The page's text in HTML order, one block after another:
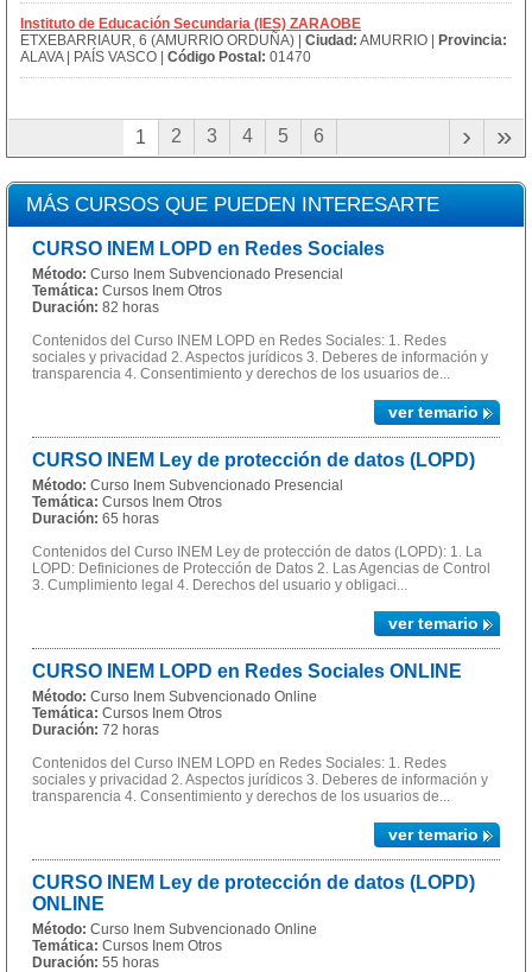
Instituto de Educación Secundaria (IES) ZARAOBE
ETXEBARRIAUR, 6 (AMURRIO ORDUÑA) | Ciudad: AMURRIO |
Provincia:
ALAVA | PAÍS VASCO | Código Postal: 01470
1 2 3 4 5 6 »
›
MÁS CURSOS QUE PUEDEN INTERESARTE
CURSO INEM LOPD en Redes Sociales
Método: Curso Inem Subvencionado Presencial
Temática: Cursos Inem Otros
Duración: 82 horas
Contenidos del Curso INEM LOPD en Redes Sociales: 1. Redes
sociales y privacidad 2. Aspectos jurídicos 3. Deberes de información y
transparencia 4. Consentimiento y derechos de los usuarios de...
ver temario
CURSO INEM Ley de protección de datos (LOPD)
Método: Curso Inem Subvencionado Presencial
Temática: Cursos Inem Otros
Duración: 65 horas
Contenidos del Curso INEM Ley de protección de datos (LOPD): 1. La
LOPD: Definiciones de Protección de Datos 2. Las Agencias de Control
3. Cumplimiento legal 4. Derechos del usuario y obligaci...
ver temario
CURSO INEM LOPD en Redes Sociales ONLINE
Método: Curso Inem Subvencionado Online
Temática: Cursos Inem Otros
Duración: 72 horas
Contenidos del Curso INEM LOPD en Redes Sociales: 1. Redes
sociales y privacidad 2. Aspectos jurídicos 3. Deberes de información y
transparencia 4. Consentimiento y derechos de los usuarios de...
ver temario
CURSO INEM Ley de protección de datos (LOPD)
ONLINE
Método: Curso Inem Subvencionado Online
Temática: Cursos Inem Otros
Duración: 55 horas